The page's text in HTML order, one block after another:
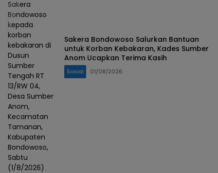
Sakera
Bondowoso
kepada
korban
kebakaran di
Dusun
Sumber
Tengah RT
13/RW 04,
Desa Sumber
Anom,
Kecamatan
Tamanan,
Kabupaten
Bondowoso,
Sabtu
(1/8/2026)
Sakera Bondowoso Salurkan Bantuan
untuk Korban Kebakaran, Kades Sumber
Anom Ucapkan Terima Kasih
Sosial 01/08/2026